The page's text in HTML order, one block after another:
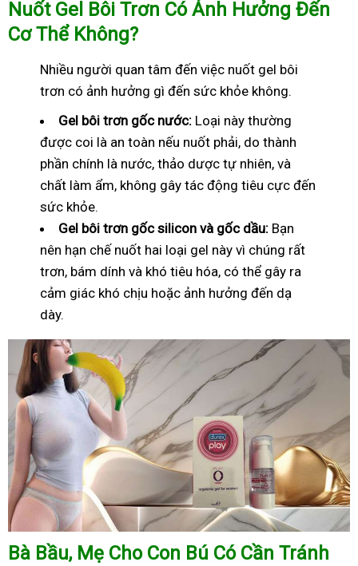
Nuốt Gel Bôi Trơn Có Ảnh Hưởng Đến
Cơ Thể Không?
Nhiều người quan tâm đến việc nuốt gel bôi
trơn có ảnh hưởng gì đến sức khỏe không.
Gel bôi trơn gốc nước: Loại này thường
được coi là an toàn nếu nuốt phải, do thành
phần chính là nước, thảo dược tự nhiên, và
chất làm ẩm, không gây tác động tiêu cực đến
sức khỏe.
Gel bôi trơn gốc silicon và gốc dầu: Bạn
nên hạn chế nuốt hai loại gel này vì chúng rất
trơn, bám dính và khó tiêu hóa, có thể gây ra
cảm giác khó chịu hoặc ảnh hưởng đến dạ
dày.
Bà Bầu, Mẹ Cho Con Bú Có Cần Tránh